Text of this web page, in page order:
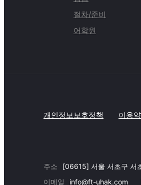
절차/준비
어학원
개인정보보호정책 이용
주소
[06615] 서울 서초구 서
이메일
info@ft-uhak.com